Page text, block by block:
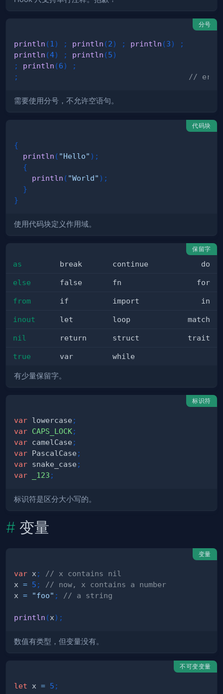
分号
println (1 ) ; println (2) ; println (3)
;
println (4) ; println (5)
;
println (6)
;
;
//
需要使用分号，不允许空语句。
代码块
{
println ( "Hello" ) ;
{
println ( "World" ) ;
}
}
使用代码块定义作用域。
保留字
as break continue do
else false fn for
from if import in
inout let loop match
nil return struct trait
true var while
有少量保留字。
标识符
var lowercase ;
var CAPS_LOCK;
var camelCase ;
var PascalCase ;
var snake_case ;
var
_123 ;
标识符是区分大小写的。
变量
变量
var x ;
// x contains nil
x = 5 ;
// now, x contains a number
x = "foo" ; // a string
println (x) ;
数值有类型，但变量没有。
不可变变量
let x = 5 ;